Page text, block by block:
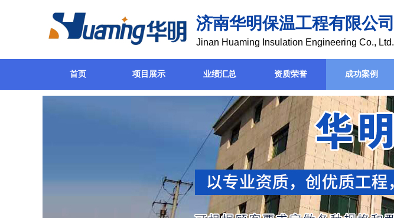
济南华明保温工程有限公司
Jinan Huaming Insulation Engineering Co., Ltd.
首页 项目展示 业绩汇总 资质荣誉 成功案例